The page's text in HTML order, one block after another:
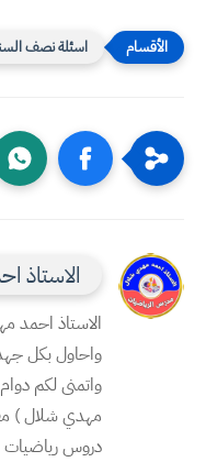
اسئلة نصف
الاستاذ
الاستاذ احمد
واحاول بكل
واتمنى لكم
مهدي شلال )
دروس رياضيات